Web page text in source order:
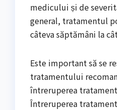
medicului și de
general, tratamentul
câteva săptămâni la
Este important să se
tratamentului
întreruperea
Întreruperea